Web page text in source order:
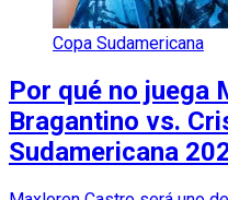
Copa Sudamericana
Por qué no juega
Bragantino vs.
Sudamericana